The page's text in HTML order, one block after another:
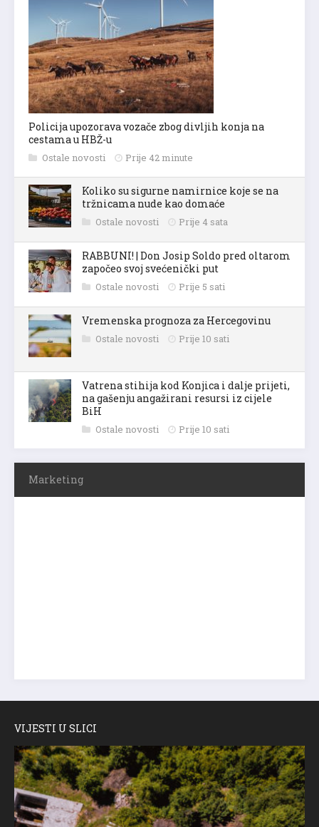
Policija upozorava vozače zbog divljih konja na
cestama u HBŽ-u
Ostale novosti Prije 42 minute
Koliko su sigurne namirnice koje se na
tržnicama nude kao domaće
Ostale novosti Prije 4 sata
RABBUNI! | Don Josip Soldo pred oltarom
započeo svoj svećenički put
Ostale novosti Prije 5 sati
Vremenska prognoza za Hercegovinu
Ostale novosti Prije 10 sati
Vatrena stihija kod Konjica i dalje prijeti,
na gašenju angažirani resursi iz cijele
BiH
Ostale novosti Prije 10 sati
Marketing
VIJESTI U SLICI